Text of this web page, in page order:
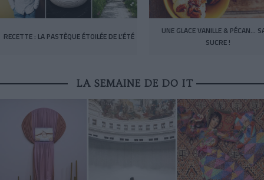
RECETTE : LA PASTÈQUE ÉTOILÉE DE L’ÉTÉ
UNE GLACE VANILLE & PÉCAN…
SUCRE !
LA SEMAINE DE DO IT